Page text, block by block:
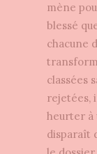
mène
blessé
chacune
classées
rejetées,
heurter à
disparaît